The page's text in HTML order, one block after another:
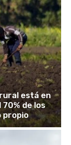
está en
de los
propio